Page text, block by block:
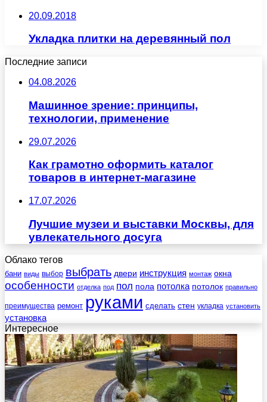
20.09.2018
Укладка плитки на деревянный пол
Последние записи
04.08.2026
Машинное зрение: принципы,
технологии, применение
29.07.2026
Как грамотно оформить каталог
товаров в интернет-магазине
17.07.2026
Лучшие музеи и выставки Москвы, для
увлекательного досуга
Облако тегов
бани виды выбор выбрать двери инструкция монтаж окна
особенности отделка под пол пола потолка потолок правильно
преимущества ремонт руками сделать стен укладка установить
установка
Интересное